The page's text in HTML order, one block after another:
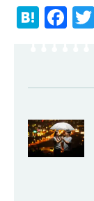
H
at
n
F
a
e
o
o